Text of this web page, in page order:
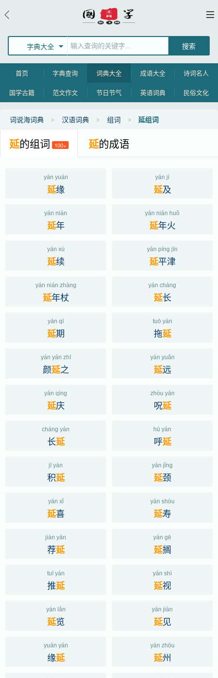
字典大全
首页 字典查询 词典大全 成语大全 诗词名人
国学古籍 范文作文 节日节气 英语词典 民俗文化
词说海词典 汉语词典 组词 延组词
延的组词 100+ 延的成语
yán yuán
延缘
yán jí
延及
yán nián
延年
yán nián huǒ
延年火
yán xù
延续
yán píng jīn
延平津
yán nián zhàng
延年杖
yán cháng
延长
yán qī
延期
tuō yán
拖延
yán yán zhī
颜延之
yán yuǎn
延远
yán qìng
延庆
zhòu yán
呪延
cháng yán
长延
hū yán
呼延
jī yán
积延
yán jǐng
延颈
yán xǐ
延喜
yán shòu
延寿
jiàn yán
荐延
yán gē
延搁
tuī yán
推延
yán shì
延视
yán lǎn
延览
yán jiàn
延见
yuán yán
缘延
yán zhōu
延州